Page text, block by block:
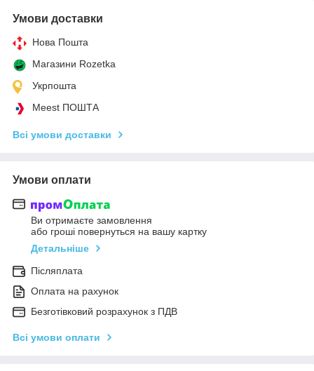
Умови доставки
Нова Пошта
Магазини Rozetka
Укрпошта
Meest ПОШТА
Всі умови доставки
Умови оплати
Ви отримаєте замовлення
або гроші повернуться на вашу картку
Детальніше
Післяплата
Оплата на рахунок
Безготівковий розрахунок з ПДВ
Всі умови оплати